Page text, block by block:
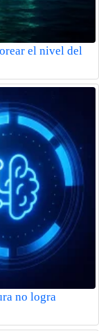
el nivel del
no logra